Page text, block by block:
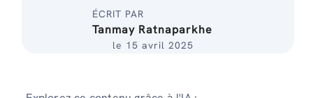
ÉCRIT PAR
Tanmay Ratnaparkhe
le 15 avril 2025